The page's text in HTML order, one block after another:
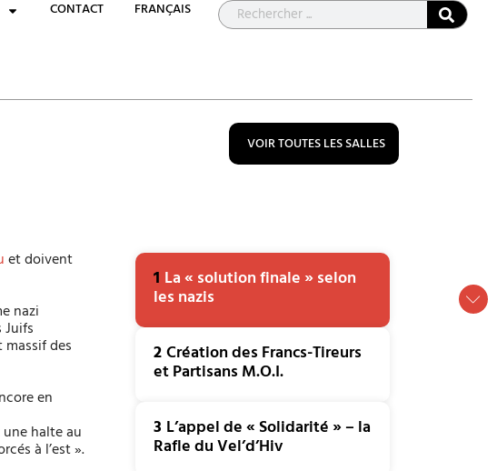
CONTACT FRANÇAIS
VOIR TOUTES LES SALLES
et doivent
nazi
des
en
halte au
à l’est ».
1 La « solution finale » selon
les nazis
2Création des Francs-Tireurs
et Partisans M.O.I.
3 L’appel de « Solidarité » – la
Rafle du Vel’d’Hiv